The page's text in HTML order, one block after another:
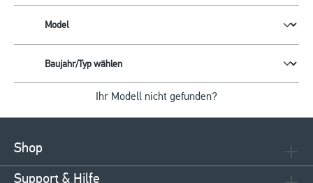
Ihr Modell nicht gefunden?
Shop
Support & Hilfe